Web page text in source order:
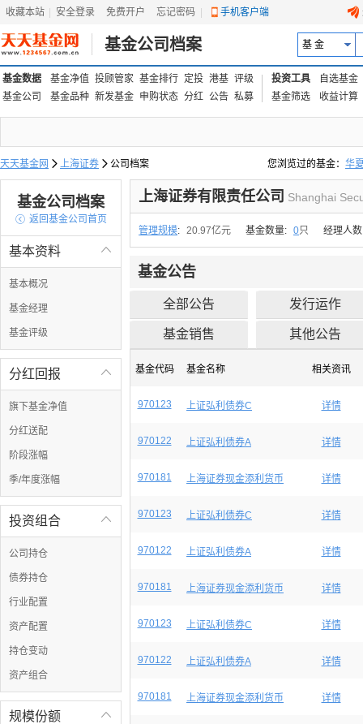
收藏本站 安全登录 免费开户 忘记密码 手机客户端
基金公司档案 基 金
基金数据 基金净值 投顾管家 基金排行 定投 港基 评级
基金公司
基金品种 新发基金 申购状态 分红 公告 私募
投资工具
自选基金
基金筛选
收益计算
天天基金网  上海证券  公司档案 您浏览过的基金： 华
易方达上证中盘ETF联
基金公司档案
 返回基金公司首页

基本资料
基本概况
基金经理
基金评级

分红回报
旗下基金净值
分红送配
阶段涨幅
季/年度涨幅

投资组合
公司持仓
债券持仓
行业配置
资产配置
持仓变动
资产组合

规模份额
上海证券有限责任公司 Shanghai
管理规模: 20.97亿元 基金数量: 0只 经理人
基金公告
全部公告 发行运作
基金销售 其他公告
基金代码 基金名称 相关资讯
970123 上证弘利债券C 详情
970122 上证弘利债券A 详情
970181 上海证券现金添利货币 详情
970123 上证弘利债券C 详情
970122 上证弘利债券A 详情
970181 上海证券现金添利货币 详情
970123 上证弘利债券C 详情
970122 上证弘利债券A 详情
970181 上海证券现金添利货币 详情